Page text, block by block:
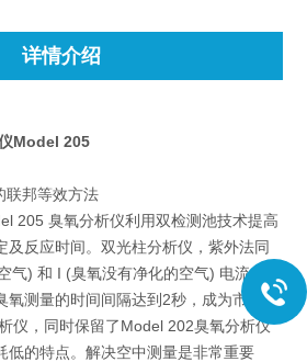
详情介绍
Model 205
邦等效方法
臭氧分析仪利用双检测池技术提高
及反应时间。双光柱分析仪，紫外法同
气) 和 I (臭氧没有净化的空气) 电流值。
氧测量的时间间隔达到2秒，成为市场上
仪，同时保留了Model 202臭氧分析仪
低的特点。解决空中测量是非常重要